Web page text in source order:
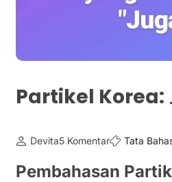
Partikel Korea:
Devita5 Komentar Tata
Pembahasan